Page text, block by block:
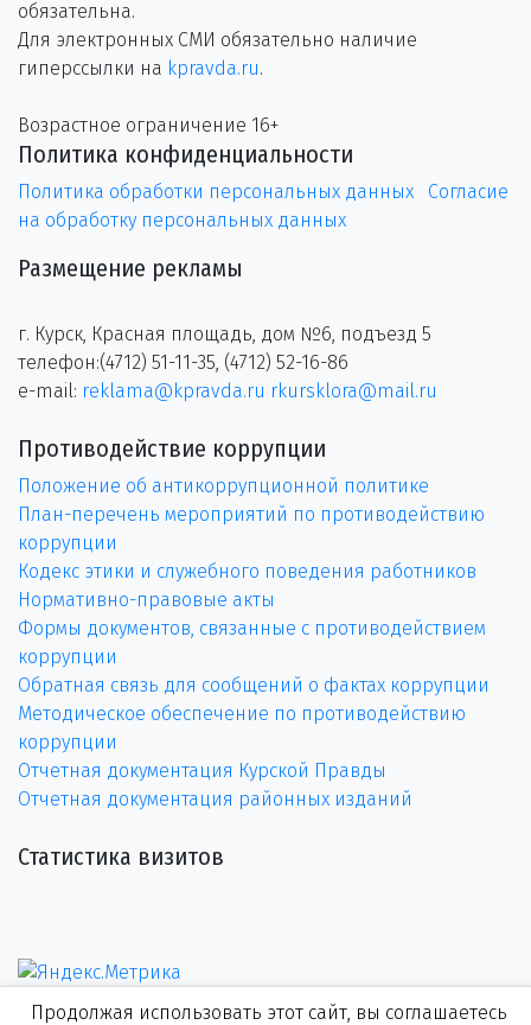
обязательна.
Для электронных СМИ обязательно наличие
гиперссылки на kpravda.ru.
Возрастное ограничение 16+
Политика конфиденциальности
Политика обработки персональных данных
Согласие
на обработку персональных данных
Размещение рекламы
г. Курск, Красная площадь, дом №6, подъезд 5
телефон:(4712) 51-11-35, (4712) 52-16-86
e-mail: reklama@kpravda.ru rkursklora@mail.ru
Противодействие коррупции
Положение об антикоррупционной политике
План-перечень мероприятий по противодействию
коррупции
Кодекс этики и служебного поведения работников
Нормативно-правовые акты
Формы документов, связанные с противодействием
коррупции
Обратная связь для сообщений о фактах коррупции
Методическое обеспечение по противодействию
коррупции
Отчетная документация Курской Правды
Отчетная документация районных изданий
Статистика визитов
Продолжая использовать этот сайт, вы соглашаетесь